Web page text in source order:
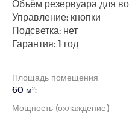
Объём резервуара для
Управление: кнопки
Подсветка: нет
Гарантия: 1 год
Площадь помещения
60 м²;
Мощность (охлаждение)